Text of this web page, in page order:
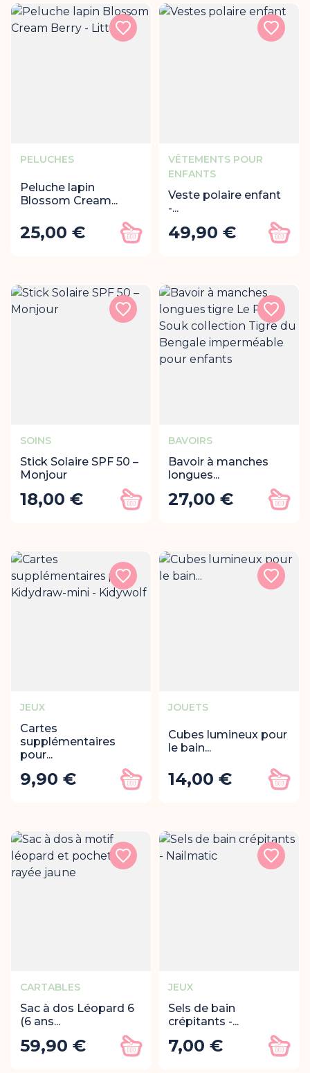
PELUCHES
Peluche lapin
Blossom Cream...
Prix
25,00 €
VÊTEMENTS POUR
ENFANTS
Veste polaire enfant
-...
Prix
49,90 €
SOINS
Stick Solaire SPF 50 –
Monjour
Prix
18,00 €
BAVOIRS
Bavoir à manches
longues...
Prix
27,00 €
JEUX
Cartes
supplémentaires
pour...
Prix
9,90 €
JOUETS
Cubes lumineux pour
le bain...
Prix
14,00 €
CARTABLES
Sac à dos Léopard 6
(6 ans...
Prix
59,90 €
JEUX
Sels de bain
crépitants -...
Prix
7,00 €